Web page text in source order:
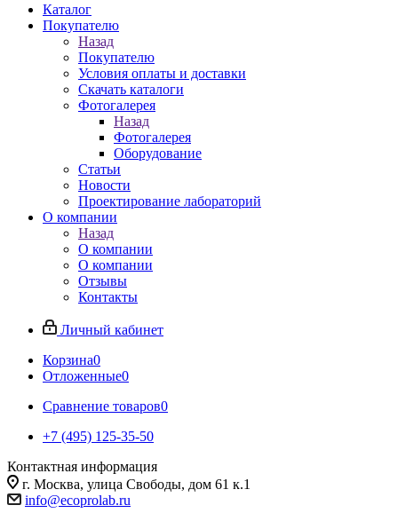
Каталог
Покупателю
Назад
Покупателю
Условия оплаты и доставки
Скачать каталоги
Фотогалерея
Назад
Фотогалерея
Оборудование
Статьи
Новости
Проектирование лабораторий
О компании
Назад
О компании
О компании
Отзывы
Контакты
Личный кабинет
Корзина0
Отложенные0
Сравнение товаров0
+7 (495) 125-35-50
Контактная информация
г. Москва, улица Свободы, дом 61 к.1
info@ecoprolab.ru